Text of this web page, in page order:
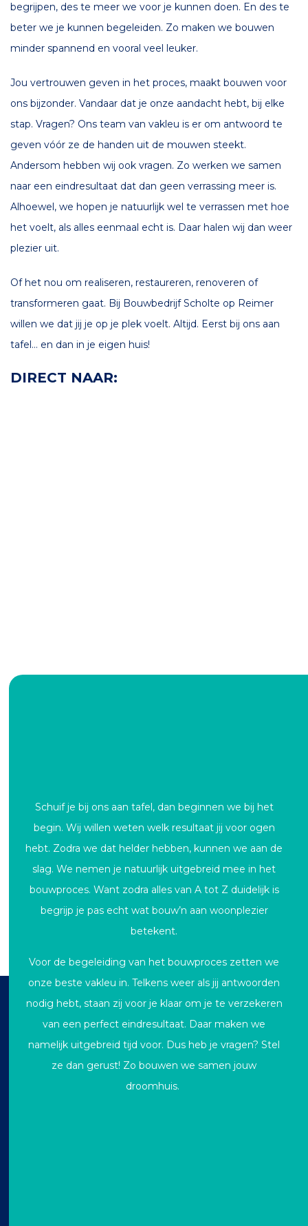
begrijpen, des te meer we voor je kunnen doen. En des te
beter we je kunnen begeleiden. Zo maken we bouwen
minder spannend en vooral veel leuker.
Jou vertrouwen geven in het proces, maakt bouwen voor
ons bijzonder. Vandaar dat je onze aandacht hebt, bij elke
stap. Vragen? Ons team van vakleu is er om antwoord te
geven vóór ze de handen uit de mouwen steekt.
Andersom hebben wij ook vragen. Zo werken we samen
naar een eindresultaat dat dan geen verrassing meer is.
Alhoewel, we hopen je natuurlijk wel te verrassen met hoe
het voelt, als alles eenmaal echt is. Daar halen wij dan weer
plezier uit.
Of het nou om realiseren, restaureren, renoveren of
transformeren gaat. Bij Bouwbedrijf Scholte op Reimer
willen we dat jij je op je plek voelt. Altijd. Eerst bij ons aan
tafel… en dan in je eigen huis!
DIRECT NAAR:
Schuif je bij ons aan tafel, dan beginnen we bij het
begin. Wij willen weten welk resultaat jij voor ogen
hebt. Zodra we dat helder hebben, kunnen we aan de
slag. We nemen je natuurlijk uitgebreid mee in het
bouwproces. Want zodra alles van A tot Z duidelijk is
begrijp je pas echt wat bouw’n aan woonplezier
betekent.
Voor de begeleiding van het bouwproces zetten we
onze beste vakleu in. Telkens weer als jij antwoorden
nodig hebt, staan zij voor je klaar om je te verzekeren
van een perfect eindresultaat. Daar maken we
namelijk uitgebreid tijd voor. Dus heb je vragen? Stel
ze dan gerust! Zo bouwen we samen jouw
droomhuis.